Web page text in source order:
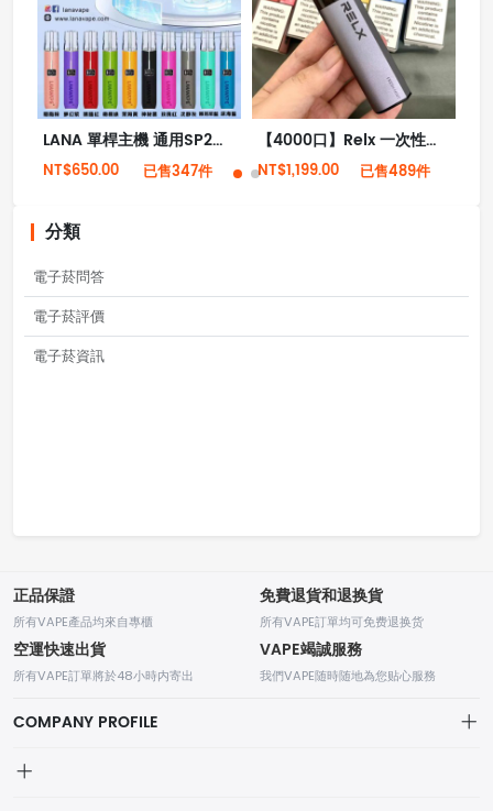
LANA 單桿主機 通用SP2、RELX一代 皮革主機 電子煙主機
NT$650.00 已售347件
【4000口】Relx 一次性拋棄式電子菸 全新現貨
NT$1,199.00 已售489件
分類
電子菸問答
電子菸評價
電子菸資訊
正品保證
所有VAPE產品均來自專櫃
免費退貨和退换貨
所有VAPE訂單均可免费退换货
空運快速出貨
所有VAPE訂單將於48小時内寄出
VAPE竭誠服務
我們VAPE随時随地為您贴心服務
COMPANY PROFILE